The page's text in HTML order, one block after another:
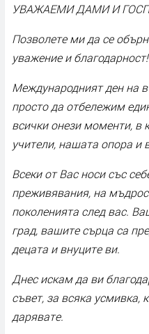
УВАЖАЕМИ ДАМИ И
Позволете ми да се
уважение и благодарност!
Международният ден на
просто да отбележим
всички онези моменти, в
учители, нашата опора и
Всеки от Вас носи със
преживявания, на
поколенията след вас.
град, вашите сърца са
децата и внуците ви.
Днес искам да ви
съвет, за всяка усмивка,
дарявате.